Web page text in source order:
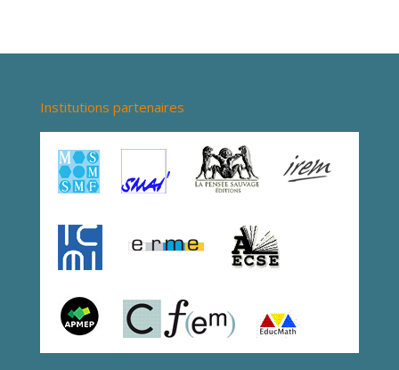
Institutions partenaires